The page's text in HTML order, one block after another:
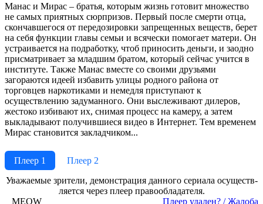
Манас и Мирас – братья, которым жизнь готовит множество
не самых приятных сюрпризов. Первый после смерти отца,
скончавшегося от передозировки запрещенных веществ, берет
на себя функции главы семьи и всячески помогает матери. Он
устраивается на подработку, чтоб приносить деньги, и заодно
присматривает за младшим братом, который сейчас учится в
институте. Также Манас вместе со своими друзьями
загораются идеей избавить улицы родного района от
торговцев наркотиками и немедля приступают к
осуществлению задуманного. Они выслеживают дилеров,
жестоко избивают их, снимая процесс на камеру, а затем
выкладывают получившиеся видео в Интернет. Тем временем
Мирас становится закладчиком...
Плеер 1
Плеер 2
Ува­жае­мые зри­те­ли, де­мон­ст­ра­ция дан­но­го се­риа­ла осу­ще­ст­в­
ля­ет­ся че­рез пле­ер пра­во­об­ла­да­те­ля.
MEOW
Пле­ер уда­лен? / Жа­ло­ба